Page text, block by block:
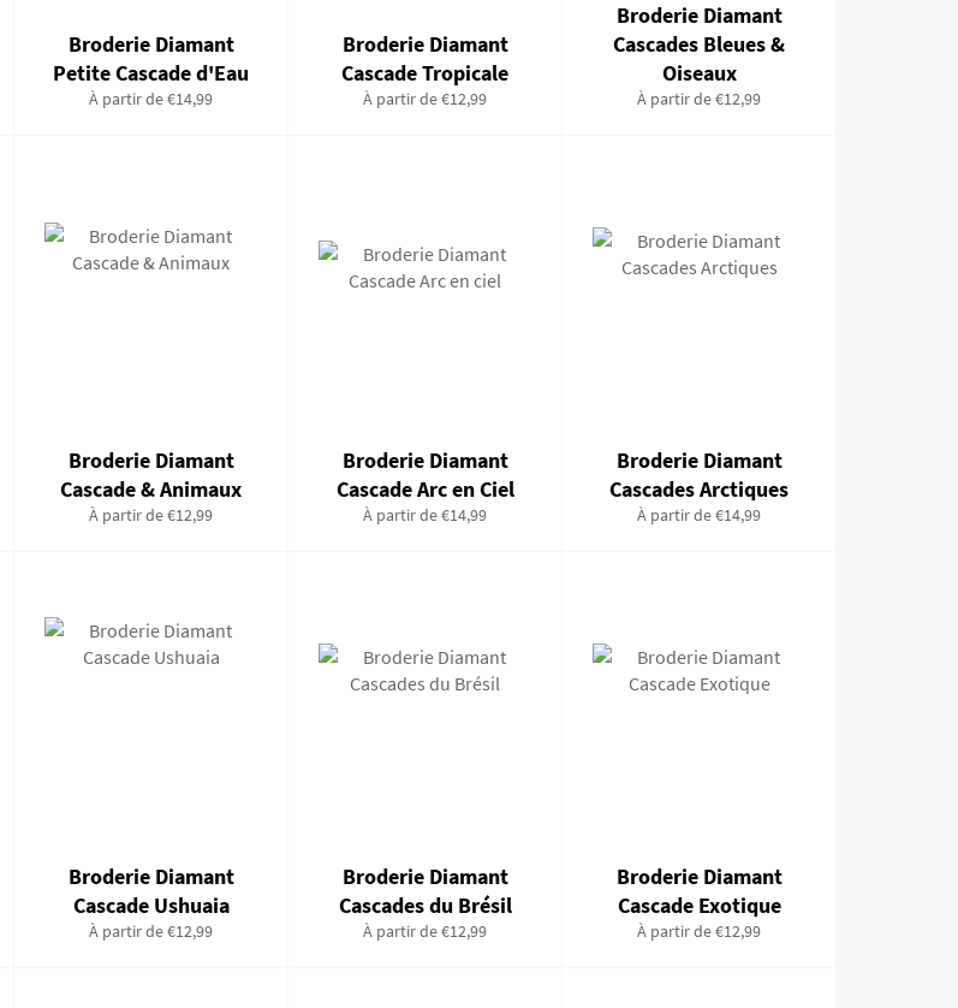
Broderie Diamant
Petite Cascade d'Eau
À partir de €14,99
Broderie Diamant
Cascade Tropicale
À partir de €12,99
Broderie Diamant
Cascades Bleues &
Oiseaux
À partir de €12,99
Broderie Diamant
Cascade & Animaux
À partir de €12,99
Broderie Diamant
Cascade Arc en Ciel
À partir de €14,99
Broderie Diamant
Cascades Arctiques
À partir de €14,99
Broderie Diamant
Cascade Ushuaia
À partir de €12,99
Broderie Diamant
Cascades du Brésil
À partir de €12,99
Broderie Diamant
Cascade Exotique
À partir de €12,99